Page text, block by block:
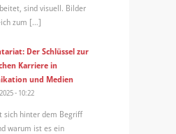
sind visuell. Bilder
zum […]
Der Schlüssel zur
Karriere in
und Medien
- 10:22
sich hinter dem Begriff
warum ist es ein